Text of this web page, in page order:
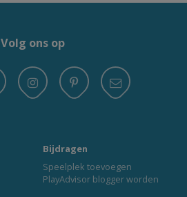
Volg ons op
Bijdragen
Speelplek toevoegen
PlayAdvisor blogger worden